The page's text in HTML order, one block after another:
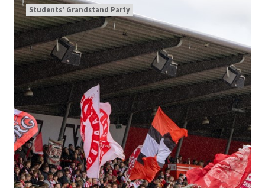
Students' Grandstand Party